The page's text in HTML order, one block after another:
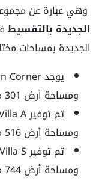
وهي عبارة عن
الجديدة بالتقسيط
الجديدة بمساحات
ومساحة أرض 301 متر مربع إلى 408 متر مربع.
ومساحة أرض 516 متر مربع.
ومساحة أرض 744 متر مربع.